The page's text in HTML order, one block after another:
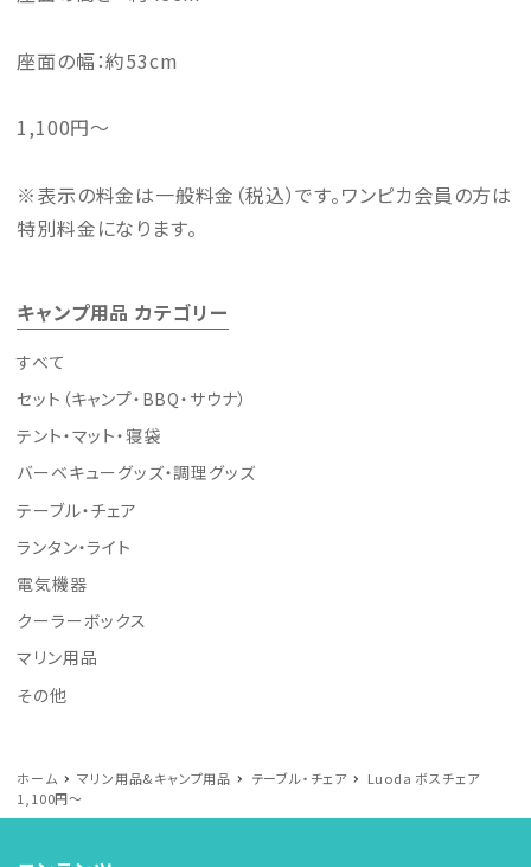
座面の幅：約53cm
1,100円～
※表示の料金は一般料金（税込）です。ワンピカ会員の方は
特別料金になります。
キャンプ用品 カテゴリー
すべて
セット（キャンプ・BBQ・サウナ）
テント・マット・寝袋
バーベキューグッズ・調理グッズ
テーブル・チェア
ランタン・ライト
電気機器
クーラーボックス
マリン用品
その他
ホーム マリン用品&キャンプ用品 テーブル・チェア
Luoda ボスチェア
1,100円～